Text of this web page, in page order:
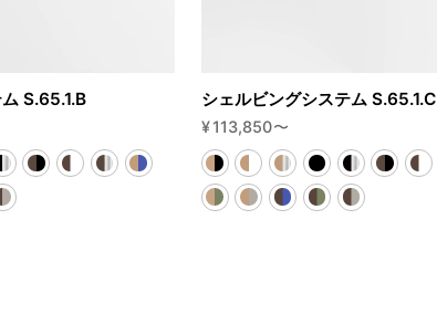
S.65.1.B シェルビングシステム S.65.1.C
¥113,850〜